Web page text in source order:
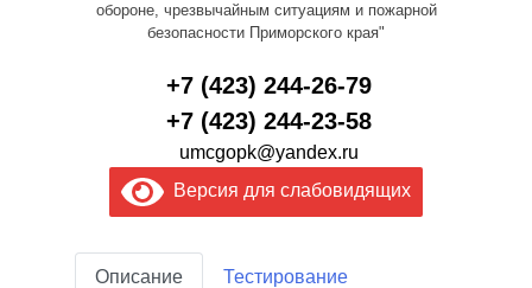
обороне, чрезвычайным ситуациям и пожарной
безопасности Приморского края"
+7 (423) 244-26-79
+7 (423) 244-23-58
umcgopk@yandex.ru
Версия для слабовидящих
Описание Тестирование